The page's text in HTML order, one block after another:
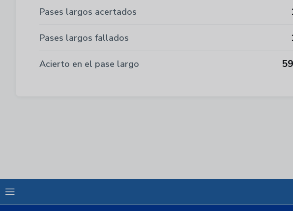
Pases largos acertados
Pases largos fallados
Acierto en el pase largo